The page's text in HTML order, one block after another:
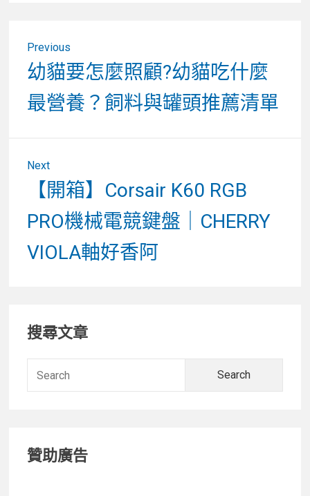
Previous
Previous
post:
幼貓要怎麼照顧?幼貓吃什麼
最營養？飼料與罐頭推薦清單
Next
Next
post:
【開箱】Corsair K60 RGB
PRO機械電競鍵盤｜CHERRY
VIOLA軸好香阿
Primary
Sidebar
搜尋文章
贊助廣告